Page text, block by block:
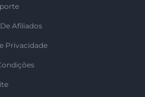
Afiliados
Privacidade